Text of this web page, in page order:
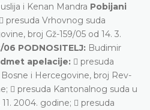
i Kenan Mandra Pobijani
 presuda Vrhovnog suda
broj Gž-159/05 od 14. 3.
06 PODNOSITELJ: Budimir
apelacije:  presuda
i Hercegovine, broj Rev-
 presuda Kantonalnog suda u
2004. godine;  presuda